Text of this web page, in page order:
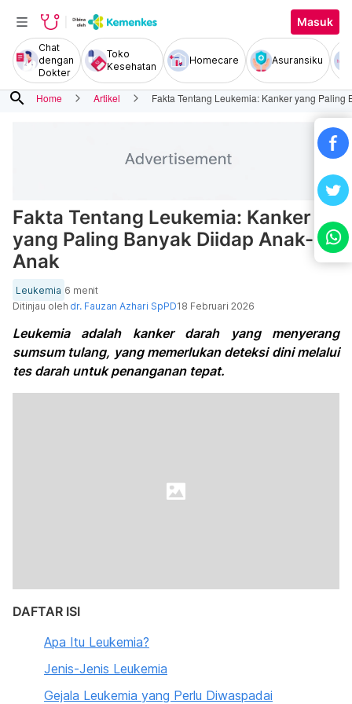
Masuk
Chat
dengan
Dokter
Toko
Kesehatan
Homecare Asuransiku
search Home Artikel Fakta Tentang Leukemia: Kanker yang Paling
Fakta Tentang Leukemia: Kanker
yang Paling Banyak Diidap Anak-
Anak
Leukemia 6 menit
Ditinjau oleh dr. Fauzan Azhari SpPD18 Februari 2026
Leukemia adalah kanker darah yang menyerang
sumsum tulang, yang memerlukan deteksi dini melalui
tes darah untuk penanganan tepat.
DAFTAR ISI
Apa Itu Leukemia?
Jenis-Jenis Leukemia
Gejala Leukemia yang Perlu Diwaspadai